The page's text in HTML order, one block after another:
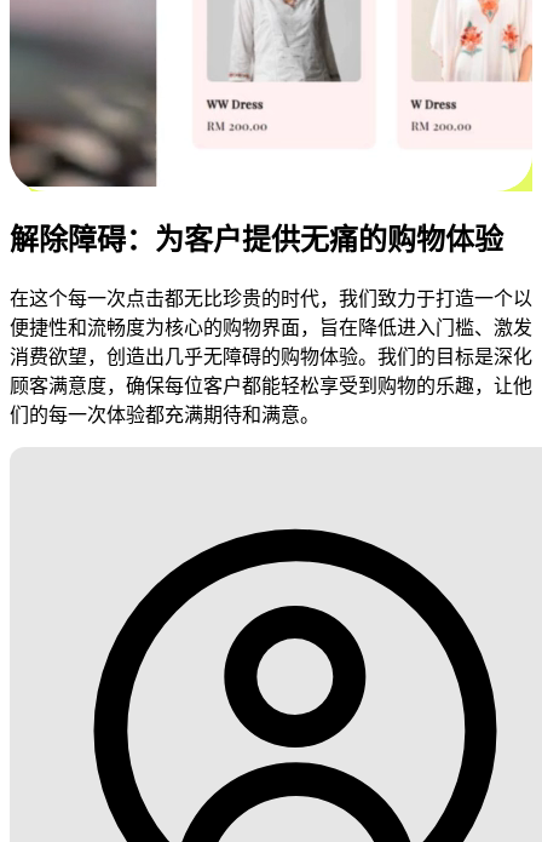
解除障碍：为客户提供无痛的购物体验
在这个每一次点击都无比珍贵的时代，我们致力于打造一个以
便捷性和流畅度为核心的购物界面，旨在降低进入门槛、激发
消费欲望，创造出几乎无障碍的购物体验。我们的目标是深化
顾客满意度，确保每位客户都能轻松享受到购物的乐趣，让他
们的每一次体验都充满期待和满意。